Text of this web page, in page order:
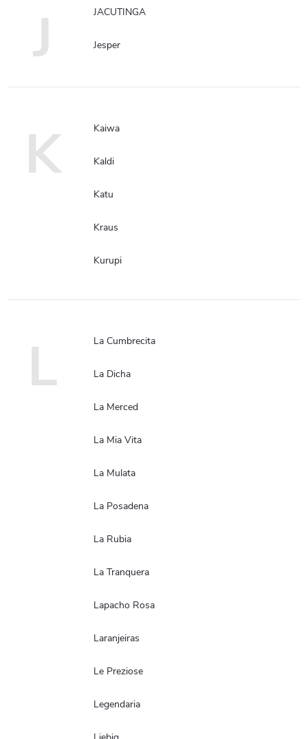
J JACUTINGA
Jesper
K Kaiwa
Kaldi
Katu
Kraus
Kurupi
L La Cumbrecita
La Dicha
La Merced
La Mia Vita
La Mulata
La Posadena
La Rubia
La Tranquera
Lapacho Rosa
Laranjeiras
Le Preziose
Legendaria